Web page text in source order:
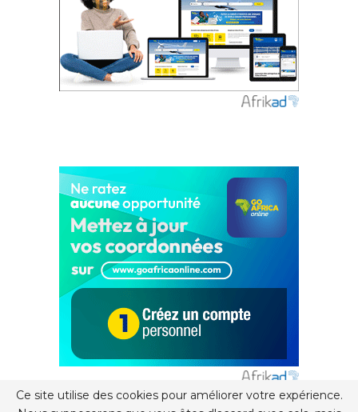
Ce site utilise des cookies pour améliorer votre expérience.